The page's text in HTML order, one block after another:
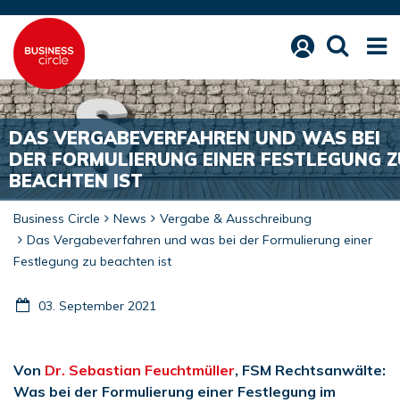
DAS VERGABEVERFAHREN UND WAS BEI
DER FORMULIERUNG EINER FESTLEGUNG
BEACHTEN IST
Business Circle News
Vergabe & Ausschreibung
Das Vergabeverfahren und was bei der Formulierung einer
Festlegung zu beachten ist
03. September 2021
Von Dr. Sebastian Feuchtmüller, FSM Rechtsanwälte:
Was bei der Formulierung einer Festlegung im